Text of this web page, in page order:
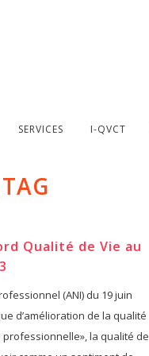
SERVICES I-QVCT
Qualité de Vie au
(ANI) du 19 juin
d’amélioration de la qualité
professionnelle», la qualité de